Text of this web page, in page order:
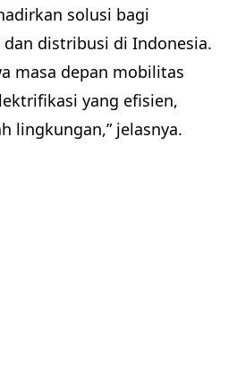
solusi bagi
distribusi di Indonesia.
masa depan mobilitas
yang efisien,
lingkungan,” jelasnya.